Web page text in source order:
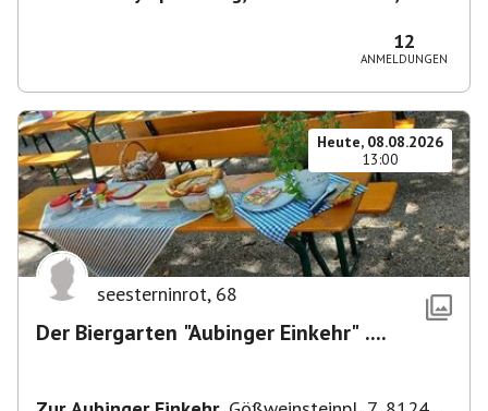
12
ANMELDUNGEN
Heute, 08.08.2026
13:00
seesterninrot, 68
Der Biergarten "Aubinger Einkehr" ....